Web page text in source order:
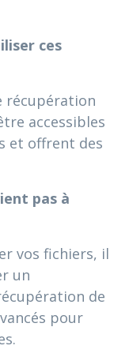
ces
récupération
accessibles
et offrent des
pas à
vos fichiers, il
un
de
pour